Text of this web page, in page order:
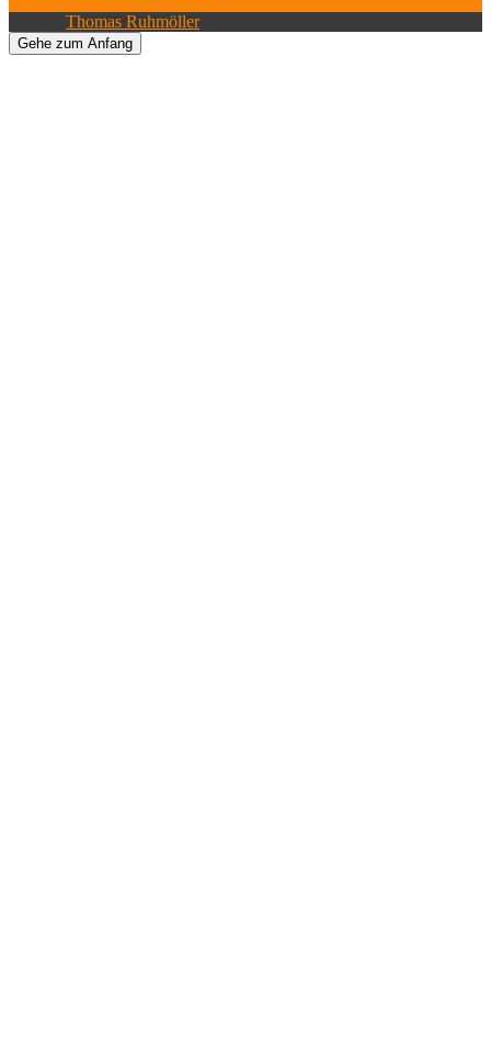
Thomas Ruhmöller| Alle Rechte vorbehalten.
Gehe zum Anfang